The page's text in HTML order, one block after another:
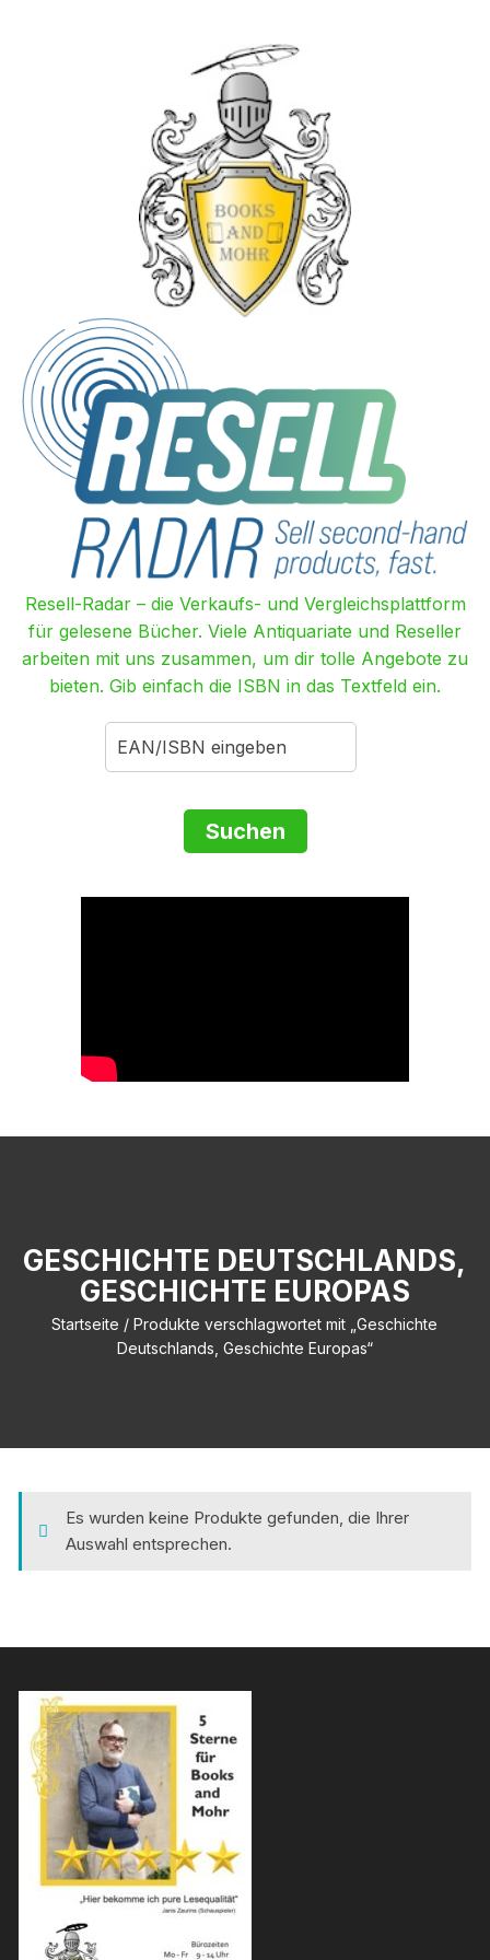
Resell-Radar – die Verkaufs- und Vergleichsplattform
für gelesene Bücher. Viele Antiquariate und Reseller
arbeiten mit uns zusammen, um dir tolle Angebote zu
bieten. Gib einfach die ISBN in das Textfeld ein.
GESCHICHTE DEUTSCHLANDS,
GESCHICHTE EUROPAS
Startseite / Produkte verschlagwortet mit „Geschichte
Deutschlands, Geschichte Europas“
Es wurden keine Produkte gefunden, die Ihrer
Auswahl entsprechen.